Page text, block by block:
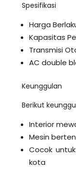
Spesifikasi
Harga
Kapasitas
Transmisi
AC double
Keunggulan
Berikut
Interior
Mesin
Cocok
kota